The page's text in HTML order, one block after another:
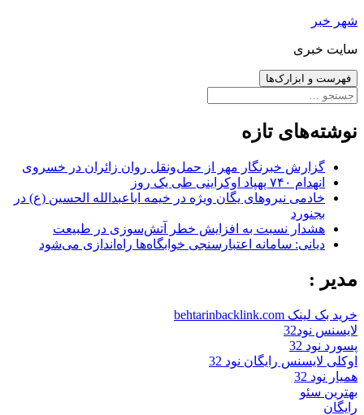
رفتن
نوشته‌ها
شهر خبر
سایت خبری
فهرست و ابزارک‌ها
جستجو
نوشته‌های تازه
گزارش خبرنگار مهر از حمل‌ونقل روان زائران در خسروی
انهدام ۷۴۰ پهپاد اوکراینی طی یک روز
خادمی نیروهای یگان ویژه در خیمه اباعبدالله الحسین (ع) در
بجنورد
هشدار نسبت به افزایش خطر آتش‌سوزی در طبیعت
دیانی: سامانه اعتبارسنجی خوابگاه‌ها راه‌اندازی می‌شود
مدیر :
خرید بک لینک behtarinbacklink.com
لایسنس نود32
پسورد نود 32
اوکلی لایسنس رایگان نود 32
همیار نود 32
بهترین سئو
رایگان